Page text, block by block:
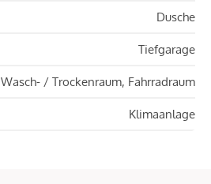
Dusche
Tiefgarage
Wasch- / Trockenraum, Fahrradraum
Klimaanlage